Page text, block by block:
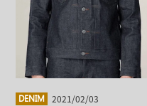
DENIM 2021/02/03